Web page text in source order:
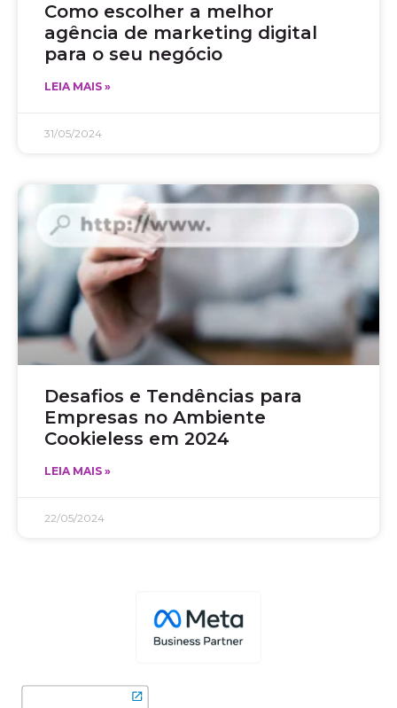
Como escolher a melhor
agência de marketing digital
para o seu negócio
LEIA MAIS »
31/05/2024
Desafios e Tendências para
Empresas no Ambiente
Cookieless em 2024
LEIA MAIS »
22/05/2024